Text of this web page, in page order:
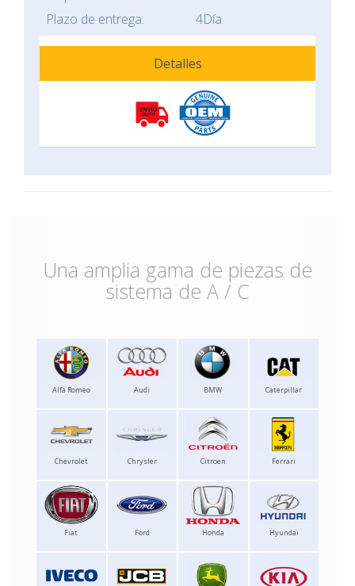
Plazo de entrega:
4Día
Detalles
Una amplia gama de piezas de
sistema de A / C
Alfa Romeo Audi BMW Caterpillar
Chevrolet Chrysler Citroen Ferrari
Fiat Ford Honda Hyundai